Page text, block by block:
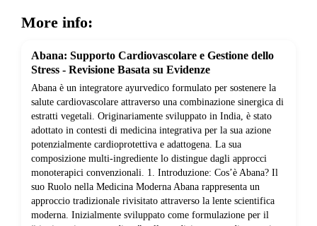
More info:
Abana: Supporto Cardiovascolare e Gestione dello
Stress - Revisione Basata su Evidenze
Abana è un integratore ayurvedico formulato per sostenere la
salute cardiovascolare attraverso una combinazione sinergica di
estratti vegetali. Originariamente sviluppato in India, è stato
adottato in contesti di medicina integrativa per la sua azione
potenzialmente cardioprotettiva e adattogena. La sua
composizione multi-ingrediente lo distingue dagli approcci
monoterapici convenzionali. 1. Introduzione: Cos’è Abana? Il
suo Ruolo nella Medicina Moderna Abana rappresenta un
approccio tradizionale rivisitato attraverso la lente scientifica
moderna. Inizialmente sviluppato come formulazione per il